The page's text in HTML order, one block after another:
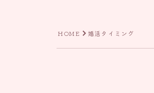
HOME 婚活タイミング